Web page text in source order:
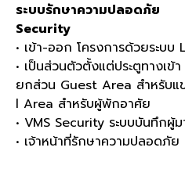
ระบบรักษาความปลอดภัย
Security
• เข้า-ออก โครงการด้วยระบ
• เป็นส่วนตัวตั้งแต่ประตูทางเ
ยกส่วน Guest Area สําหรับแ
l Area สําหรับผู้พักอาศัย
• VMS Security ระบบบันทึกผู้
• เจ้าหน้าที่รักษาความปลอดภั